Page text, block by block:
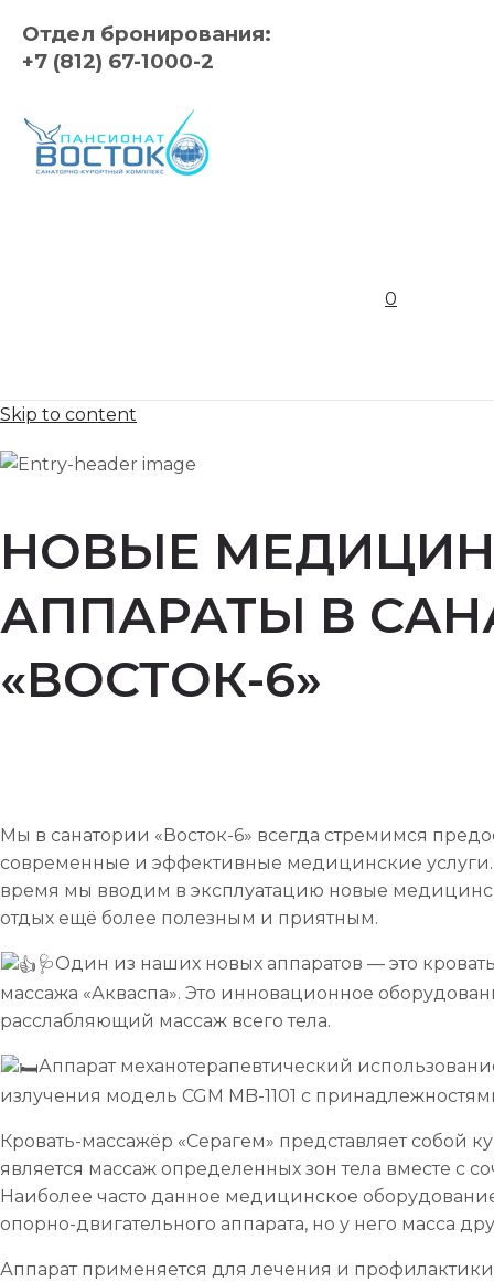
Отдел бронирования:
+7 (812) 67-1000-2
0
Skip to content
НОВЫЕ
АППАРАТЫ В
«ВОСТОК-6»
Мы в санатории «Восток-6» всегда стремимся
современные и эффективные медицинские
время мы вводим в эксплуатацию новые
отдых ещё более полезным и приятным.
🩺Один из наших новых аппаратов — это
массажа «Акваспа». Это инновационное
расслабляющий массаж всего тела.
Аппарат механотерапевтический
излучения модель CGM MB-1101 с
Кровать-массажёр «Серагем» представляет собой
является массаж определенных зон тела вместе с
Наиболее часто данное медицинское
опорно-двигательного аппарата, но у него масса
Аппарат применяется для лечения и